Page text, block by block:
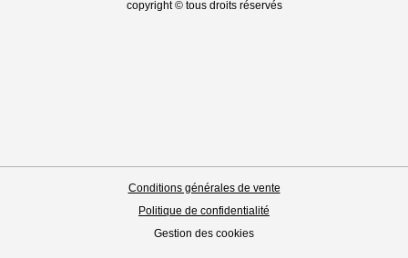
copyright © tous droits réservés
Conditions générales de vente
Politique de confidentialité
Gestion des cookies